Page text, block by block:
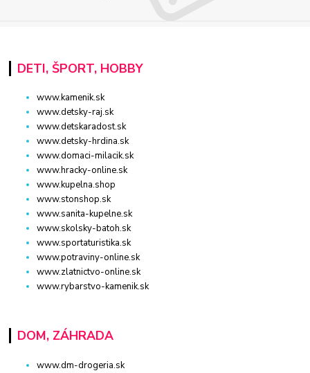
DETI, ŠPORT, HOBBY
www.kamenik.sk
www.detsky-raj.sk
www.detskaradost.sk
www.detsky-hrdina.sk
www.domaci-milacik.sk
www.hracky-online.sk
www.kupelna.shop
www.stonshop.sk
www.sanita-kupelne.sk
www.skolsky-batoh.sk
www.sportaturistika.sk
www.potraviny-online.sk
www.zlatnictvo-online.sk
www.rybarstvo-kamenik.sk
DOM, ZÁHRADA
www.dm-drogeria.sk